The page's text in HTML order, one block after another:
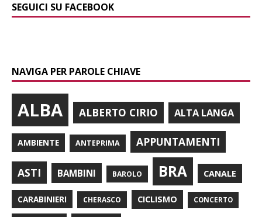
SEGUICI SU FACEBOOK
NAVIGA PER PAROLE CHIAVE
ALBA ALBERTO CIRIO ALTA LANGA
AMBIENTE ANTEPRIMA APPUNTAMENTI
ASTI BAMBINI BAROLO BRA CANALE
CARABINIERI CHERASCO CICLISMO CONCERTO